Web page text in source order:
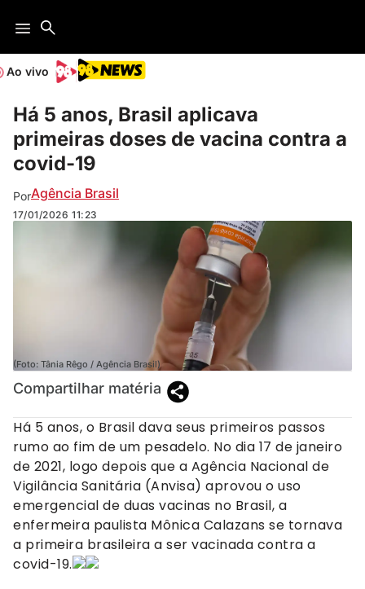
Ao vivo
Há 5 anos, Brasil aplicava
primeiras doses de vacina contra a
covid-19
PorAgência Brasil
17/01/2026 11:23
(Foto: Tânia Rêgo / Agência Brasil)
Compartilhar matéria
Há 5 anos, o Brasil dava seus primeiros passos
rumo ao fim de um pesadelo. No dia 17 de janeiro
de 2021, logo depois que a Agência Nacional de
Vigilância Sanitária (Anvisa) aprovou o uso
emergencial de duas vacinas no Brasil, a
enfermeira paulista Mônica Calazans se tornava
a primeira brasileira a ser vacinada contra a
covid-19.